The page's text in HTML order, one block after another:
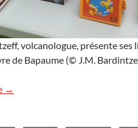
volcanologue, présente ses
de Bapaume (© J.M.
Salon de Bapaume : les images
→